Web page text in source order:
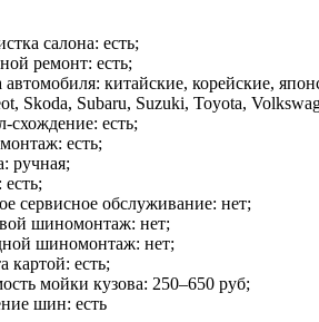
салона: есть;
ремонт: есть;
автомобиля: китайские, корейские,
Skoda, Subaru, Suzuki, Toyota,
схождение: есть;
есть;
ручная;
сервисное обслуживание: нет;
шиномонтаж: нет;
шиномонтаж: нет;
картой: есть;
мойки кузова: 250–650 руб;
шин: есть